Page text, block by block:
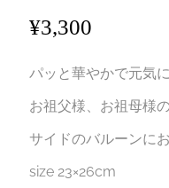
¥3,300
パッと華やかで元気
お祖父様、お祖母様
サイドのバルーンに
size 23×26cm